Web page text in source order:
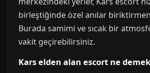
birleştiğinde özel anılar
Burada samimi ve sıcak bir
vakit geçirebilirsiniz.
Kars elden alan escort ne